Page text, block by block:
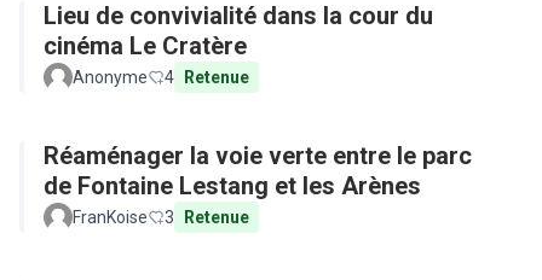
Lieu de convivialité dans la cour du
cinéma Le Cratère
Anonyme 4 Retenue
Réaménager la voie verte entre le parc
de Fontaine Lestang et les Arènes
FranKoise 3 Retenue